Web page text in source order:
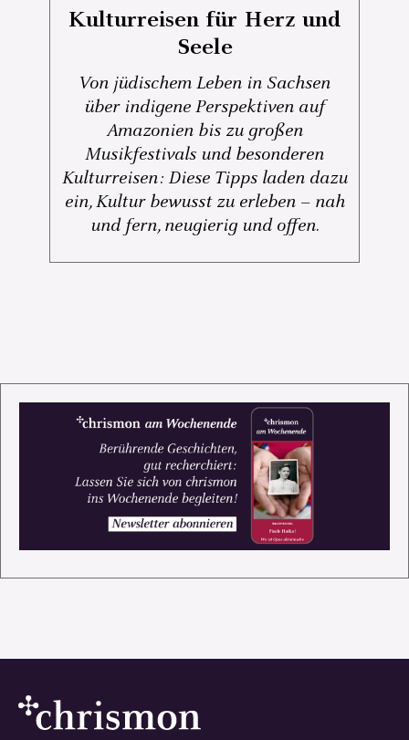
Kulturreisen für Herz und
Seele
Von jüdischem Leben in Sachsen
über indigene Perspektiven auf
Amazonien bis zu großen
Musikfestivals und besonderen
Kulturreisen: Diese Tipps laden dazu
ein, Kultur bewusst zu erleben – nah
und fern, neugierig und offen.